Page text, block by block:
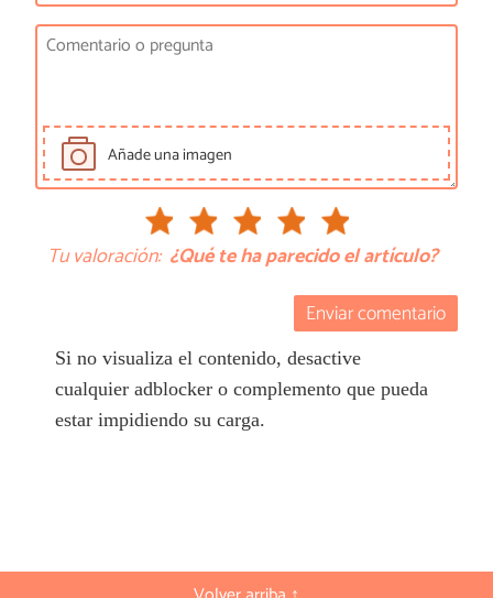
Añade una imagen
Tu valoración: ¿Qué te ha parecido el artículo?
Enviar comentario
Si no visualiza el contenido, desactive
cualquier adblocker o complemento que pueda
estar impidiendo su carga.